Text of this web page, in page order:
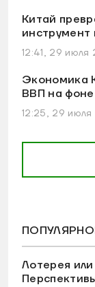
Китай
инструмент
12:41, 29
Экономика
ВВП на фоне
12:25, 29
Лотерея